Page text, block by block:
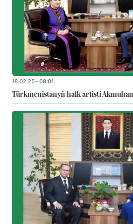
18.02.25 - 09:01
Türkmenistanyň halk artisti